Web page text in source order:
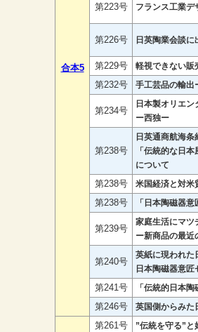
合本5
第223号 フランス工業デ
第226号 日英陶業会談に
第229号
軽視できない販
第232号
手工芸品の輸出
第234号
日本製オリエ
ー西独ー
第238号
日英通商航海条
「伝統的な日
について
第238号
米国経済と対米
第238号
「日本陶磁器
第239号
家庭生活にマツ
ー新商品の最近
第240号
英紙に現われた
日本陶磁器意匠
第241号
「伝統的日本
第246号
英国側からみた
第261号
”伝統を守る”